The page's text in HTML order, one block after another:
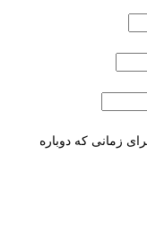
زمانی که دوباره